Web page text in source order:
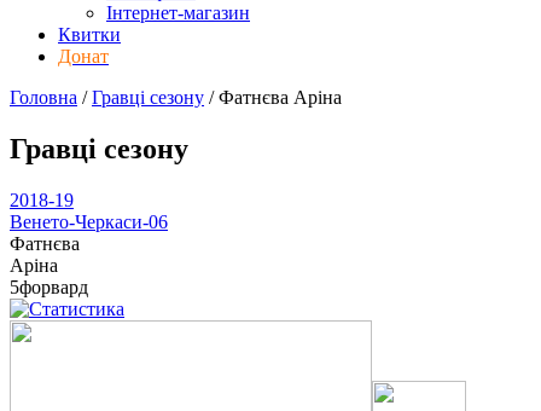
Інтернет-магазин
Квитки
Донат
Головна /Гравці сезону /Фатнєва Аріна
Гравці сезону
2018-19
Венето-Черкаси-06
Фатнєва
Аріна
5форвард